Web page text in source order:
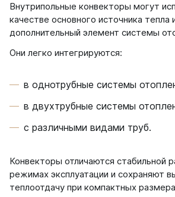
Внутрипольные конвекторы могут
качестве основного источника тепла
дополнительный элемент системы
Они легко интегрируются:
в однотрубные системы
в двухтрубные системы
с различными видами труб.
Конвекторы отличаются стабильной
режимах эксплуатации и сохраняют
теплоотдачу при компактных